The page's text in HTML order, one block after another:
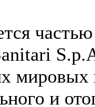
мировых
и